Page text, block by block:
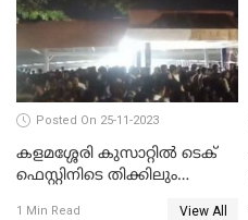
Posted On 25-11-2023
കളമശ്ശേരി കുസാറ്റില്‍ ടെക്
ഫെസ്റ്റിനിടെ തിക്കിലും
1 Min Read View All